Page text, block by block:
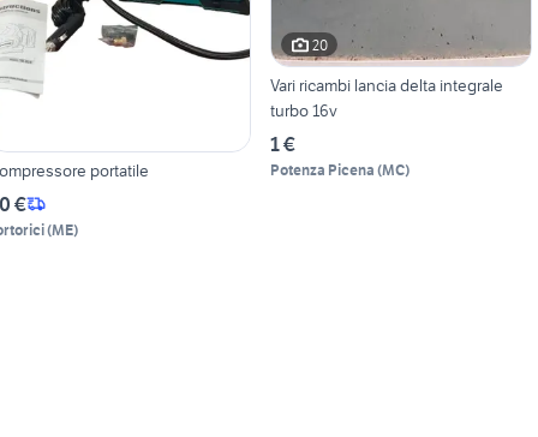
portatile
€
(ME)
20
Vari ricambi lancia delta integrale
turbo 16v
1 €
Potenza Picena (MC)